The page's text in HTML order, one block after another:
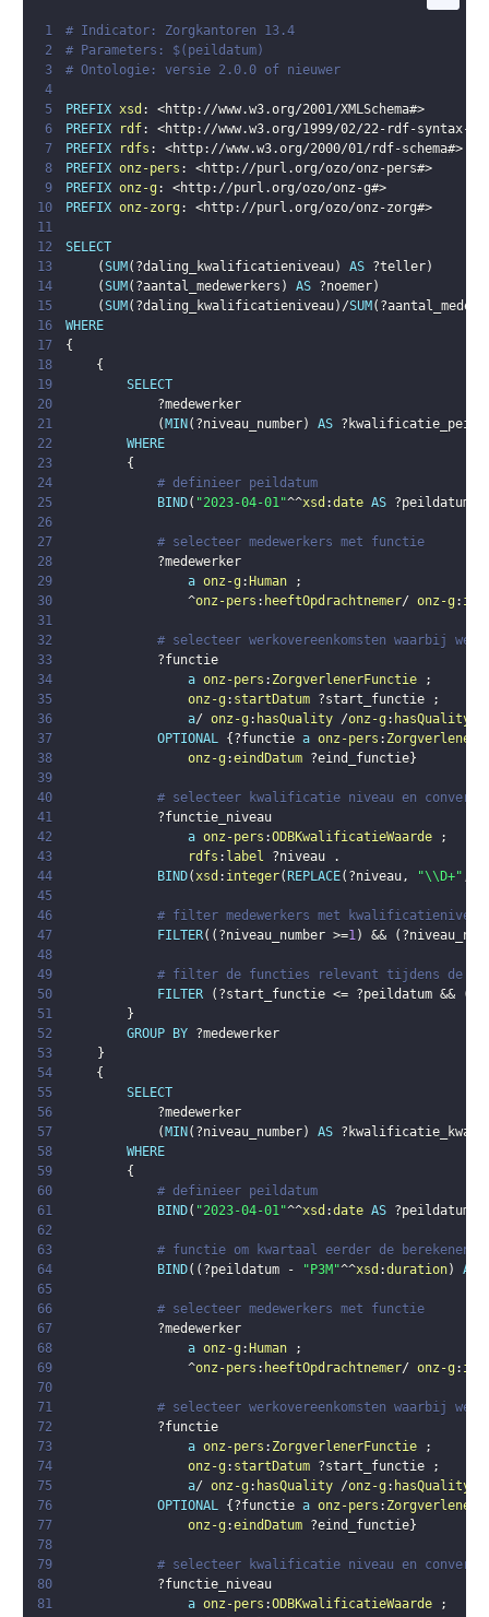
1
# Indicator: Zorgkantoren 13.4
2
# Parameters: $(peildatum)
3
# Ontologie: versie 2.0.0 of nieuwer
4
5
PREFIX xsd : <http://www.w3.org/2001/XMLSchema#>
6
PREFIX rdf: <http://www.w3.org/1999/02/22-rdf-syntax-
7
PREFIX rdfs : <http://www.w3.org/2000/01/rdf-schema#>
8
PREFIX onz-pers : <http://purl.org/ozo/onz-pers#>
9
PREFIX onz-g : <http://purl.org/ozo/onz-g#>
10
PREFIX onz-zorg : <http://purl.org/ozo/onz-zorg#>
11
12
SELECT
13
(SUM ( ?daling_kwalificatieniveau) AS ?teller)
14
(SUM ( ?aantal_medewerkers ) AS ?noemer)
15
(SUM ( ?daling_kwalificatieniveau) /SUM (
16
WHERE
17
{
18
{
19
SELECT
20
?medewerker
21
( MIN ( ?niveau_number) AS
22
WHERE
23
{
24
# definieer peildatum
25
BIND( "2023-04-01"^^xsd :date AS ?peildatum
26
27
# selecteer medewerkers met functie
28
?medewerker
29
a onz-g : Human
;
30
                ^
onz-pers : heeftOpdrachtnemer/ onz-g :
31
32
# selecteer werkovereenkomsten waarbij
33
?functie
34
a onz-pers : ZorgverlenerFunctie
;
35
onz-g : startDatum ?start_functie
;
36
a/ onz-g : hasQuality /onz-g :
37
OPTIONAL { ?functie a onz-pers :
38
onz-g :eindDatum ?eind_functie}
39
40
# selecteer kwalificatie niveau en
41
?functie_niveau
42
a onz-pers :ODBKwalificatieWaarde
;
43
rdfs : label ?niveau
.
44
BIND(xsd : integer( REPLACE( ?niveau, "\\D+" ,
45
46
# filter medewerkers met
47
FILTER( ( ?niveau_number >=1) && (
48
49
# filter de functies relevant tijdens de
50
FILTER ( ?start_functie <= ?peildatum && (
51
}
52
GROUP BY ?medewerker
53
}
54
{
55
SELECT
56
?medewerker
57
( MIN ( ?niveau_number) AS
58
WHERE
59
{
60
# definieer peildatum
61
BIND( "2023-04-01"^^xsd :date AS ?peildatum
62
63
# functie om kwartaal eerder de berekenen
64
BIND( ( ?peildatum - "P3M"^^xsd :duration) AS
65
66
# selecteer medewerkers met functie
67
?medewerker
68
a onz-g : Human
;
69
                ^
onz-pers : heeftOpdrachtnemer/ onz-g :
70
71
# selecteer werkovereenkomsten waarbij
72
?functie
73
a onz-pers : ZorgverlenerFunctie
;
74
onz-g : startDatum ?start_functie
;
75
a/ onz-g : hasQuality /onz-g :
76
OPTIONAL { ?functie a onz-pers :
77
onz-g :eindDatum ?eind_functie}
78
79
# selecteer kwalificatie niveau en
80
?functie_niveau
81
a onz-pers :ODBKwalificatieWaarde
;